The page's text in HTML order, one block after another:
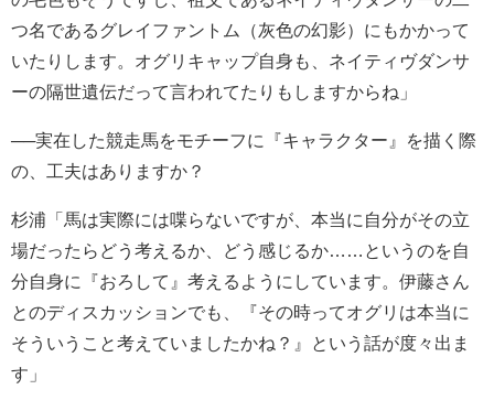
つ名であるグレイファントム（灰色の幻影）にもかかって
いたりします。オグリキャップ自身も、ネイティヴダンサ
ーの隔世遺伝だって言われてたりもしますからね」
──実在した競走馬をモチーフに『キャラクター』を描く際
の、工夫はありますか？
杉浦「馬は実際には喋らないですが、本当に自分がその立
場だったらどう考えるか、どう感じるか……というのを自
分自身に『おろして』考えるようにしています。伊藤さん
とのディスカッションでも、『その時ってオグリは本当に
そういうこと考えていましたかね？』という話が度々出ま
す」